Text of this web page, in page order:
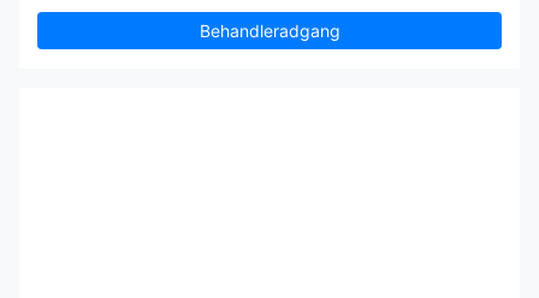
Behandleradgang